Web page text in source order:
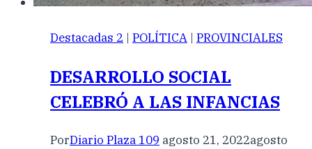
Destacadas 2 | POLÍTICA | PROVINCIALES
DESARROLLO SOCIAL
CELEBRÓ A LAS INFANCIAS
PorDiario Plaza 109 agosto 21, 2022agosto